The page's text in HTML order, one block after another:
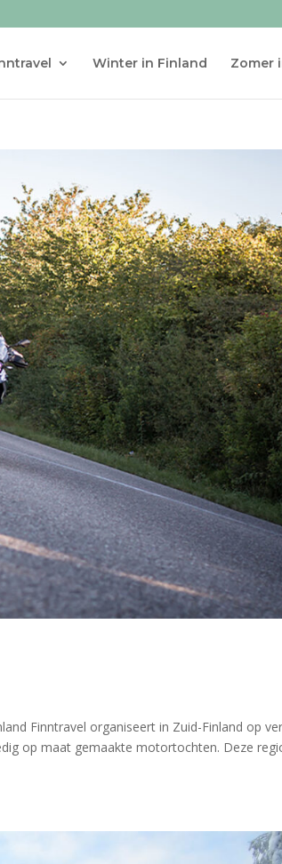
Winter in Finland Zomer
Finntravel organiseert in Zuid-Finland op
op maat gemaakte motortochten. Deze